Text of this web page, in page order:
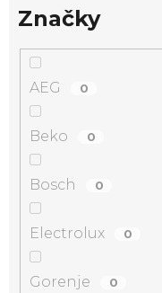
Značky
AEG 0
Beko 0
Bosch 0
Electrolux 0
Gorenje 0